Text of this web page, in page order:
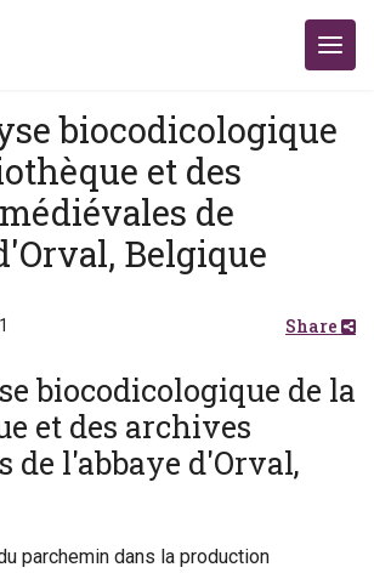
biocodicologique
et des
de
Belgique
Share
biocodicologique de la
et des archives
de l'abbaye d'Orval,
parchemin dans la production